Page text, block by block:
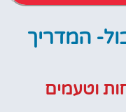
המדריך
וטעמים